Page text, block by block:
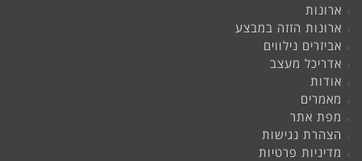
ארונות
ארונות הזזה במבצע
אביזרים נילווים
אדריכל מעצב
אודות
מאמרים
מפת אתר
הצהרת נגישות
מדיניות פרטיות